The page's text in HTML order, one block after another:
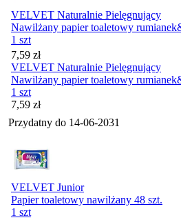
VELVET Naturalnie Pielęgnujący
Nawilżany papier toaletowy
1 szt
Cena
7,59 zł
VELVET Naturalnie Pielęgnujący
Nawilżany papier toaletowy
1 szt
Cena
7,59 zł
Przydatny do 14-06-2031
VELVET Junior
Papier toaletowy nawilżany 48 szt.
1 szt